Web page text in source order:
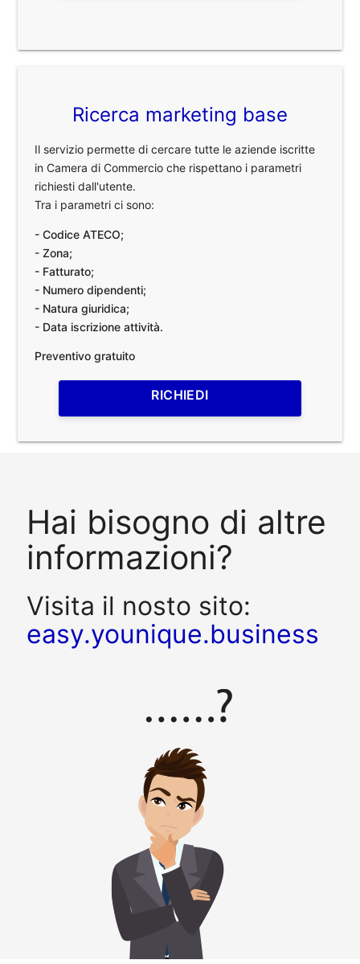
Ricerca marketing base
Il servizio permette di cercare tutte le aziende iscritte
in Camera di Commercio che rispettano i parametri
richiesti dall'utente.
Tra i parametri ci sono:
- Codice ATECO;
- Zona;
- Fatturato;
- Numero dipendenti;
- Natura giuridica;
- Data iscrizione attività.
Preventivo gratuito
RICHIEDI
Hai bisogno di altre
informazioni?
Visita il nosto sito:
easy.younique.business